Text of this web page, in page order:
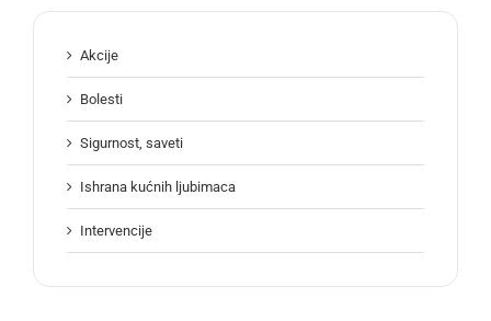
Akcije
Bolesti
Sigurnost, saveti
Ishrana kućnih ljubimaca
Intervencije